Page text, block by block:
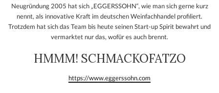
Neugründung 2005 hat sich „EGGERSSOHN“, wie man sich gerne kurz
nennt, als innovative Kraft im deutschen Weinfachhandel profiliert.
Trotzdem hat sich das Team bis heute seinen Start-up Spirit bewahrt und
vermarktet nur das, wofür es auch brennt.
HMMM! SCHMACKOFATZO
https://www.eggerssohn.com